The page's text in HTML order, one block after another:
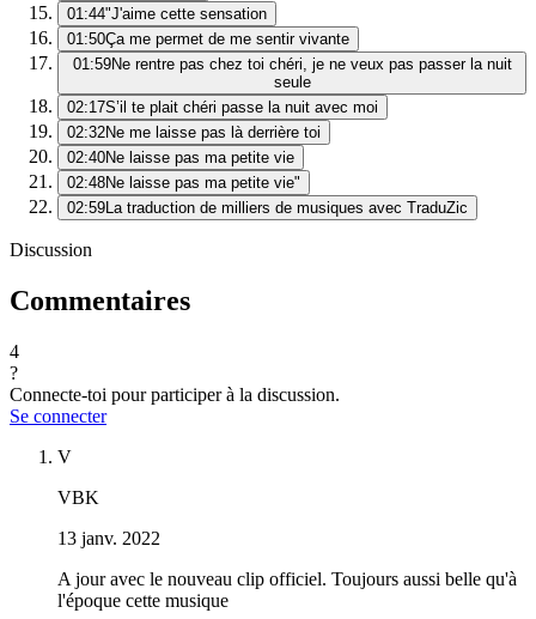
01:44"J'aime cette sensation
01:50Ça me permet de me sentir vivante
01:59Ne rentre pas chez toi chéri, je ne veux pas passer la nuit
seule
02:17S’il te plait chéri passe la nuit avec moi
02:32Ne me laisse pas là derrière toi
02:40Ne laisse pas ma petite vie
02:48Ne laisse pas ma petite vie"
02:59La traduction de milliers de musiques avec TraduZic
Discussion
Commentaires
4
?
Connecte-toi pour participer à la discussion.
Se connecter
V
VBK
13 janv. 2022
A jour avec le nouveau clip officiel. Toujours aussi belle qu'à
l'époque cette musique